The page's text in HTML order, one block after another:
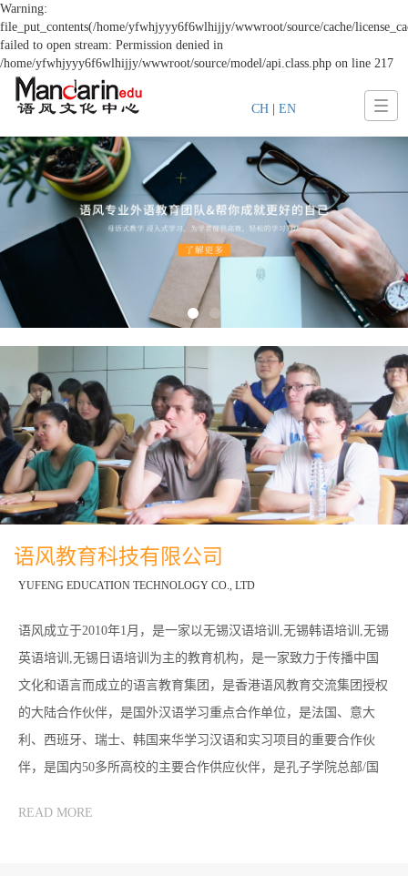
Warning:
file_put_contents(/home/yfwhjyyy6f6wlhijjy/wwwroot/source/cache/
failed to open stream: Permission denied in
/home/yfwhjyyy6f6wlhijjy/wwwroot/source/model/api.class.php on line 217
CH| EN
语风教育科技有限公司
YUFENG EDUCATION TECHNOLOGY CO., LTD
语风成立于2010年1月，是一家以无锡汉语培训,无锡韩语培训,无锡
英语培训,无锡日语培训为主的教育机构，是一家致力于传播中国
文化和语言而成立的语言教育集团，是香港语风教育交流集团授权
的大陆合作伙伴，是国外汉语学习重点合作单位，是法国、意大
利、西班牙、瑞士、韩国来华学习汉语和实习项目的重要合作伙
伴，是国内50多所高校的主要合作供应伙伴，是孔子学院总部/国
READ MORE